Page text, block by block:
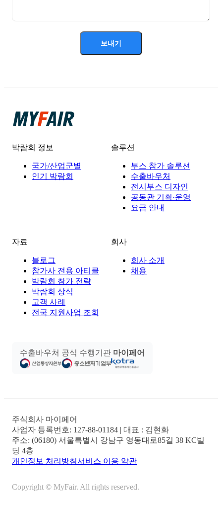
보내기
박람회 정보
국가/산업군별
인기 박람회
솔루션
부스 참가 솔루션
수출바우처
전시부스 디자인
공동관 기획·운영
요금 안내
자료
블로그
참가사 전용 아티클
박람회 참가 전략
박람회 상식
고객 사례
전국 지원사업 조회
회사
회사 소개
채용
수출바우처 공식 수행기관 마이페어
주식회사 마이페어
사업자 등록번호: 127-88-01184 | 대표 : 김현화
주소: (06180) 서울특별시 강남구 영동대로85길 38 KC빌
딩 4층
개인정보 처리방침서비스 이용 약관
Copyright © MyFair. All rights reserved.